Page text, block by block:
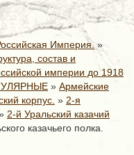
Империя. »
состав и
империи до 1918
» Армейские
корпус. » 2-я
2-й Уральский казачий
казачьего полка.